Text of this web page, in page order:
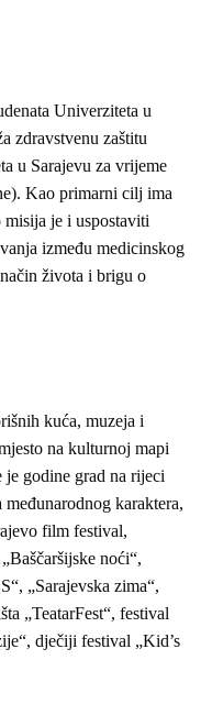
Univerziteta u
zdravstvenu zaštitu
u Sarajevu za vrijeme
Kao primarni cilj ima
je i uspostaviti
između medicinskog
života i brigu o
kuća, muzeja i
na kulturnoj mapi
godine grad na rijeci
karaktera,
film festival,
noći“,
„Sarajevska zima“,
„TeatarFest“, festival
dječiji festival „Kid’s